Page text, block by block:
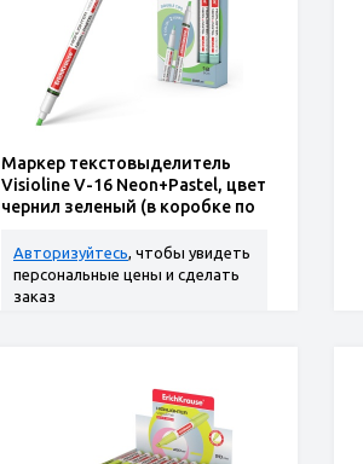
Маркер текстовыделитель
Visioline V-16 Neon+Pastel, цвет
чернил зеленый (в коробке по
Авторизуйтесь, чтобы увидеть
персональные цены и сделать
заказ